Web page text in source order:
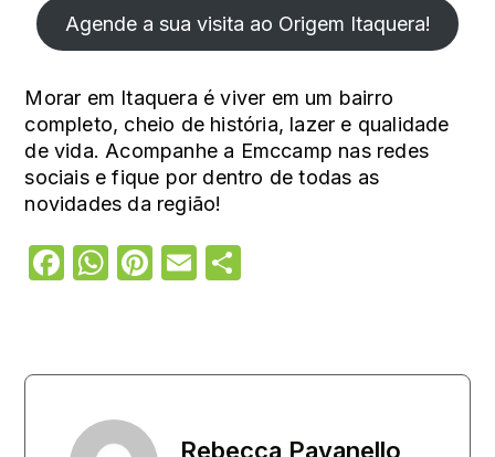
Agende a sua visita ao Origem Itaquera!
Morar em Itaquera é viver em um bairro
completo, cheio de história, lazer e qualidade
de vida. Acompanhe a Emccamp nas redes
sociais e fique por dentro de todas as
novidades da região!
Facebook
WhatsApp
Pinterest
Email
Rebecca Pavanello